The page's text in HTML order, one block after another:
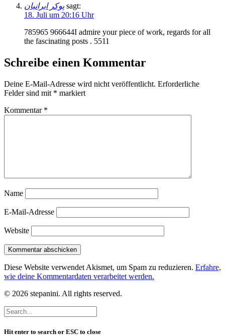
پوکر ایرانیان sagt:
18. Juli um 20:16 Uhr
785965 966644I admire your piece of work, regards for all
the fascinating posts . 5511
Schreibe einen Kommentar
Deine E-Mail-Adresse wird nicht veröffentlicht. Erforderliche
Felder sind mit * markiert
Kommentar *
Name
E-Mail-Adresse
Website
Diese Website verwendet Akismet, um Spam zu reduzieren. Erfahre,
wie deine Kommentardaten verarbeitet werden.
© 2026 stepanini. All rights reserved.
Hit enter to search or ESC to close